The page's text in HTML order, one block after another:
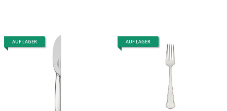
AUF LAGER AUF LAGER